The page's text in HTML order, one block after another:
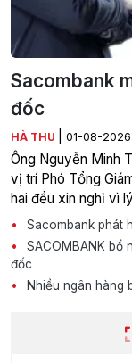
Sacombank
đốc
HÀ THU 01-08-2026
Ông Nguyễn Minh
vị trí Phó Tổng
hai đều xin nghỉ vì
Sacombank phát
SACOMBANK bổ
đốc
Nhiều ngân hàng